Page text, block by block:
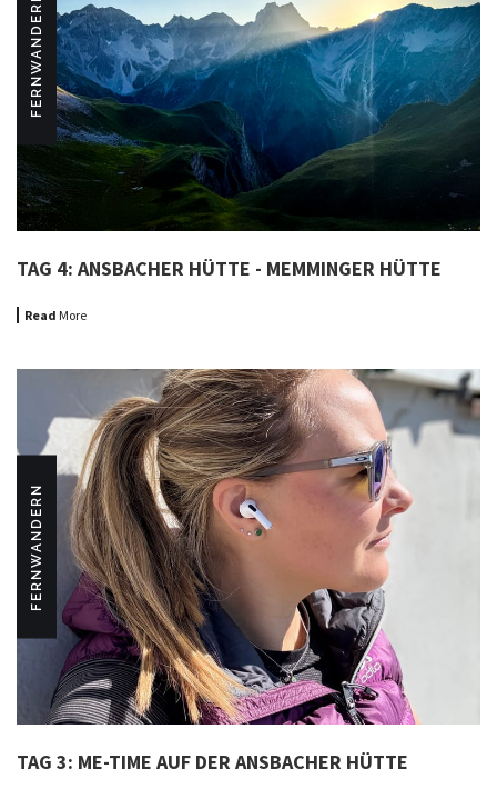
FERNWANDERN
TAG 4: ANSBACHER HÜTTE - MEMMINGER HÜTTE
Read More
FERNWANDERN
TAG 3: ME-TIME AUF DER ANSBACHER HÜTTE